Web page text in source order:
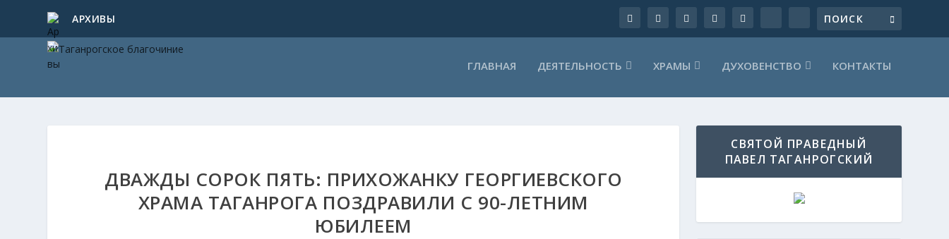
АРХИВЫ
ГЛАВНАЯ ДЕЯТЕЛЬНОСТЬ ХРАМЫ ДУХОВЕНСТВО КОНТАКТЫ
ДВАЖДЫ СОРОК ПЯТЬ: ПРИХОЖАНКУ ГЕОРГИЕВСКОГО
ХРАМА ТАГАНРОГА ПОЗДРАВИЛИ С 90-ЛЕТНИМ
ЮБИЛЕЕМ
СВЯТОЙ ПРАВЕДНЫЙ
ПАВЕЛ ТАГАНРОГСКИЙ